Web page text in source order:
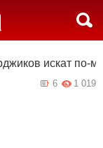
искат по-
1 019
6